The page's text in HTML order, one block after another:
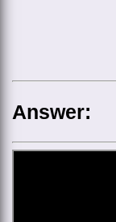
:Answer